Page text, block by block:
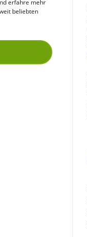
erfahre mehr
beliebten